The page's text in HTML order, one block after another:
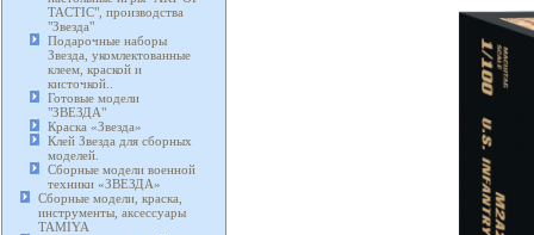
TACTIC", производства
"Звезда"
Подарочные наборы
Звезда, укомлектованные
клеем, краской и
кисточкой..
Готовые модели
"ЗВЕЗДА"
Краска «Звезда»
Клей Звезда для сборных
моделей.
Сборные модели военной
техники «ЗВЕЗДА»
Сборные модели, краска,
инструменты, аксессуары
TAMIYA